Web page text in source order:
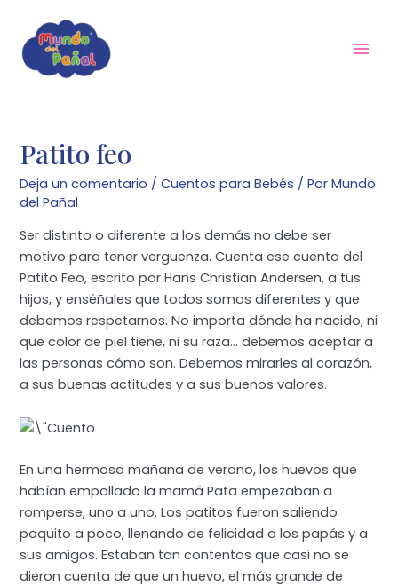
contenido
Patito feo
Deja un comentario /Cuentos para Bebés / PorMundo
del Pañal
Ser distinto o diferente a los demás no debe ser
motivo para tener verguenza. Cuenta ese cuento del
Patito Feo, escrito por Hans Christian Andersen, a tus
hijos, y enséñales que todos somos diferentes y que
debemos respetarnos. No importa dónde ha nacido, ni
que color de piel tiene, ni su raza… debemos aceptar a
las personas cómo son. Debemos mirarles al corazón,
a sus buenas actitudes y a sus buenos valores.
En una hermosa mañana de verano, los huevos que
habían empollado la mamá Pata empezaban a
romperse, uno a uno. Los patitos fueron saliendo
poquito a poco, llenando de felicidad a los papás y a
sus amigos. Estaban tan contentos que casi no se
dieron cuenta de que un huevo, el más grande de